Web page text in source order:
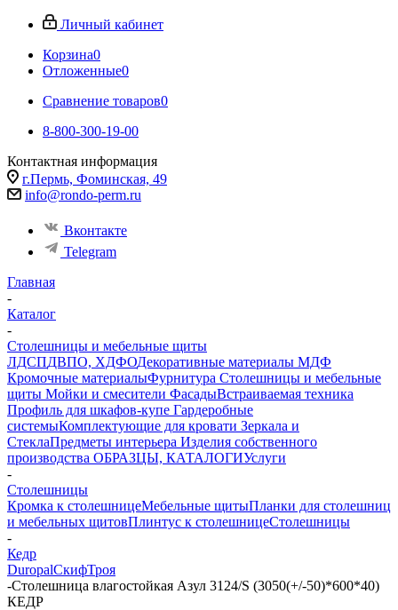
Личный кабинет
Корзина0
Отложенные0
Сравнение товаров0
8-800-300-19-00
Контактная информация
г.Пермь, Фоминская, 49
info@rondo-perm.ru
Вконтакте
Telegram
Главная
-
Каталог
-
Столешницы и мебельные щиты
ЛДСПДВПО, ХДФОДекоративные материалы МДФ
Кромочные материалыФурнитура Столешницы и мебельные
щиты Мойки и смесители ФасадыВстраиваемая техника
Профиль для шкафов-купе Гардеробные
системыКомплектующие для кровати Зеркала и
СтеклаПредметы интерьера Изделия собственного
производства ОБРАЗЦЫ, КАТАЛОГИУслуги
-
Столешницы
Кромка к столешницеМебельные щитыПланки для столешниц
и мебельных щитовПлинтус к столешницеСтолешницы
-
Кедр
DuropalСкифТроя
-Столешница влагостойкая Азул 3124/S (3050(+/-50)*600*40)
КЕДР